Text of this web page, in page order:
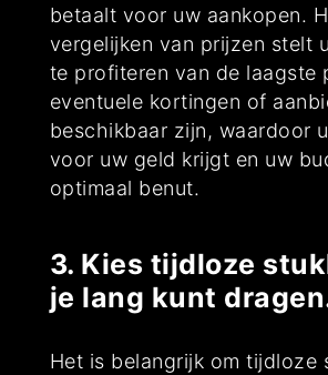
betaalt voor uw aankopen.
vergelijken van prijzen stelt
te profiteren van de laagste
eventuele kortingen of
beschikbaar zijn, waardoor
voor uw geld krijgt en uw
optimaal benut.
3. Kies tijdloze
je lang kunt
Het is belangrijk om tijdloze